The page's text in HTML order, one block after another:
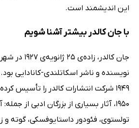
این اندیشمند است.
با جان کالدر بیشتر آشنا شویم
جان کالدر، زاده‌ی
نویسنده و ناشر اسکاتلندی-کانادایی
1949 شرکت انتشارات کالدر را تأسیس
1950، آثار بسیاری از بزرگان ادبی از
تولستوی، فئودور داستایوفسکی، گوته و